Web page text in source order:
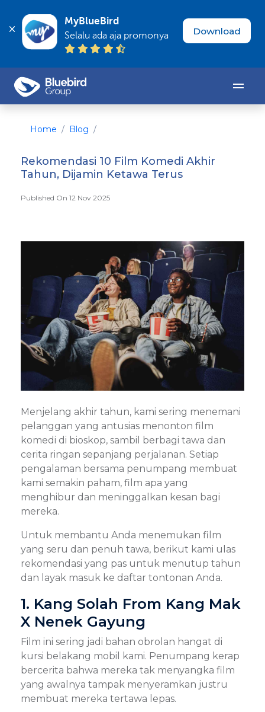
MyBlueBird
Selalu ada aja promonya Download
Home Blog
Rekomendasi 10 Film Komedi Akhir
Tahun, Dijamin Ketawa Terus
Published On 12 Nov 2025
Menjelang akhir tahun, kami sering menemani
pelanggan yang antusias menonton film
komedi di bioskop, sambil berbagi tawa dan
cerita ringan sepanjang perjalanan. Setiap
pengalaman bersama penumpang membuat
kami semakin paham, film apa yang
menghibur dan meninggalkan kesan bagi
mereka.
Untuk membantu Anda menemukan film
yang seru dan penuh tawa, berikut kami ulas
rekomendasi yang pas untuk menutup tahun
dan layak masuk ke daftar tontonan Anda.
1. Kang Solah From Kang Mak
X Nenek Gayung
Film ini sering jadi bahan obrolan hangat di
kursi belakang mobil kami. Penumpang kerap
bercerita bahwa mereka tak menyangka film
yang awalnya tampak menyeramkan justru
membuat mereka tertawa lepas.